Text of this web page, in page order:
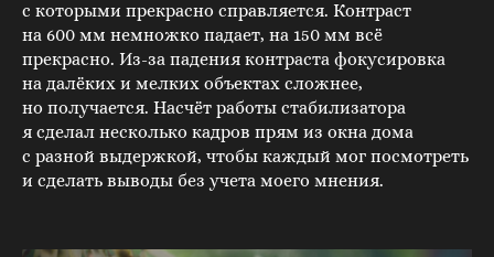
с которыми прекрасно справляется. Контраст
на 600 мм немножко падает, на 150 мм всё
прекрасно. Из-за падения контраста фокусировка
на далёких и мелких объектах сложнее,
но получается. Насчёт работы стабилизатора
я сделал несколько кадров прям из окна дома
с разной выдержкой, чтобы каждый мог посмотреть
и сделать выводы без учета моего мнения.